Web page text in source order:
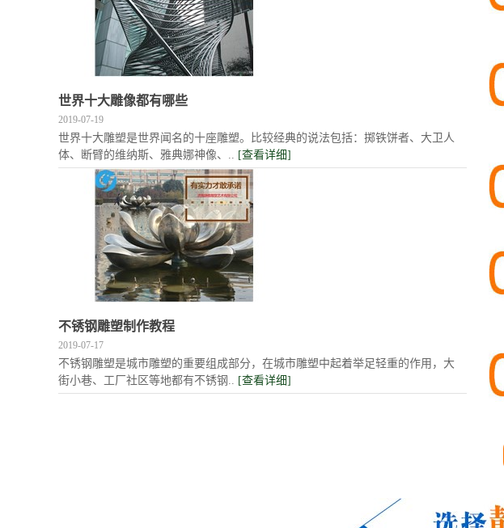
世界十大雕像都有哪些
世界十大雕塑是世界闻名的十座雕塑。比较经典的说法包括：掷铁饼者、大卫人
体、断臂的维纳斯、雅典娜神像、.. [查看详细]
2019-07-19
不锈钢雕塑制作教程
不锈钢雕塑是城市雕塑的重要组成部分，在城市雕塑中起着举足轻重的作用，大
街小巷、工厂社区等地都有不锈钢.. [查看详细]
2019-07-17